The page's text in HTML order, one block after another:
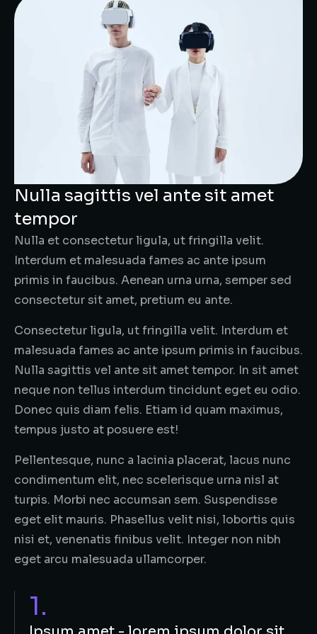
Nulla sagittis vel ante sit amet
tempor
Nulla et consectetur ligula, ut fringilla velit.
Interdum et malesuada fames ac ante ipsum
primis in faucibus. Aenean urna urna, semper sed
consectetur sit amet, pretium eu ante.
Consectetur ligula, ut fringilla velit. Interdum et
malesuada fames ac ante ipsum primis in faucibus.
Nulla sagittis vel ante sit amet tempor. In sit amet
neque non tellus interdum tincidunt eget eu odio.
Donec quis diam felis. Etiam id quam maximus,
tempus justo at posuere est!
Pellentesque, nunc a lacinia placerat, lacus nunc
condimentum elit, nec scelerisque urna nisl at
turpis. Morbi nec accumsan sem. Suspendisse
eget elit mauris. Phasellus velit nisi, lobortis quis
nisi et, venenatis finibus velit. Integer non nibh
eget arcu malesuada ullamcorper.
1.